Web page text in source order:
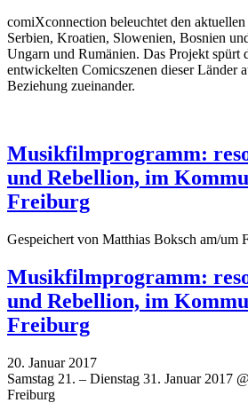
comiXconnection beleuchtet den
Serbien, Kroatien, Slowenien, Bosnien
Ungarn und Rumänien. Das Projekt spürt
entwickelten Comicszenen dieser Länder
Beziehung zueinander.
Musikfilmprogramm:
und Rebellion, im
Freiburg
Gespeichert von Matthias Boksch am/um
Musikfilmprogramm:
und Rebellion, im
Freiburg
20. Januar 2017
Samstag 21. – Dienstag 31. Januar 2017
Freiburg